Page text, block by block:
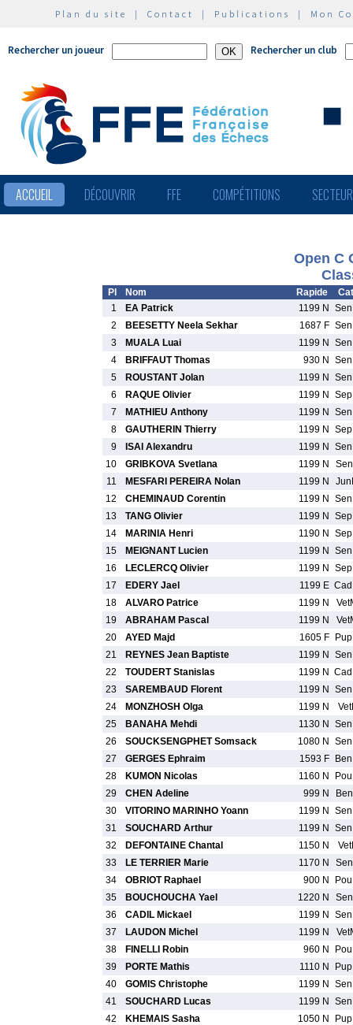
Plan du site | Contact | Publications | Mon
Rechercher un joueur Rechercher un club
ACCUEIL DÉCOUVRIR FFE COMPÉTITIONS
Open C
Pl Nom Rapide
1
EA Patrick 1199 N
2
BEESETTY Neela Sekhar 1687 F
3
MUALA Luai 1199 N
4
BRIFFAUT Thomas 930 N
5
ROUSTANT Jolan 1199 N
6
RAQUE Olivier 1199 N
7
MATHIEU Anthony 1199 N
8
GAUTHERIN Thierry 1199 N
9
ISAI Alexandru 1199 N
10
GRIBKOVA Svetlana 1199 N
11
MESFARI PEREIRA Nolan 1199 N
12
CHEMINAUD Corentin 1199 N
13
TANG Olivier 1199 N
14
MARINIA Henri 1190 N
15
MEIGNANT Lucien 1199 N
16
LECLERCQ Olivier 1199 N
17
EDERY Jael 1199 E
18
ALVARO Patrice 1199 N
19
ABRAHAM Pascal 1199 N
20
AYED Majd 1605 F
21
REYNES Jean Baptiste 1199 N
22
TOUDERT Stanislas 1199 N
23
SAREMBAUD Florent 1199 N
24
MONZHOSH Olga 1199 N
25
BANAHA Mehdi 1130 N
26
SOUCKSENGPHET Somsack 1080 N
27
GERGES Ephraim 1593 F
28
KUMON Nicolas 1160 N
29
CHEN Adeline 999 N
30
VITORINO MARINHO Yoann 1199 N
31
SOUCHARD Arthur 1199 N
32
DEFONTAINE Chantal 1150 N
33
LE TERRIER Marie 1170 N
34
OBRIOT Raphael 900 N
35
BOUCHOUCHA Yael 1220 N
36
CADIL Mickael 1199 N
37
LAUDON Michel 1199 N
38
FINELLI Robin 960 N
39
PORTE Mathis 1110 N
40
GOMIS Christophe 1199 N
41
SOUCHARD Lucas 1199 N
42
KHEMAIS Sasha 1050 N